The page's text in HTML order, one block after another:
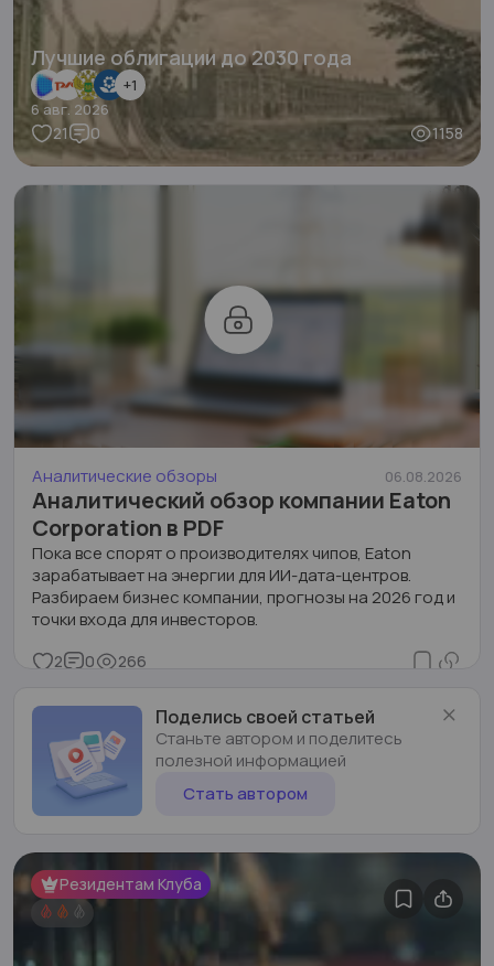
Лучшие облигации до 2030 года
+1
6 авг. 2026
21 0 1158
Аналитические обзоры 06.08.2026
Аналитический обзор компании Eaton
Corporation в PDF
Пока все спорят о производителях чипов, Eaton
зарабатывает на энергии для ИИ-дата-центров.
Разбираем бизнес компании, прогнозы на 2026 год и
точки входа для инвесторов.
2 0 266
Поделись своей статьей
Станьте автором и поделитесь
полезной информацией
Стать автором
Резидентам Клуба